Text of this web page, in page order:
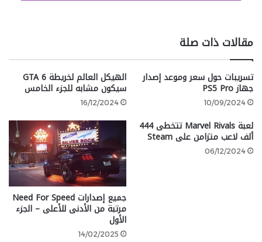
تحديث أسلوب اللعب، وامتد ذلك ليشمل الصوت وواجهة
المستخدم وأنظمة الترقية.
يعد نظام الترقية الجديد “أفضل ما في كلا العالمين” بين
Skyrim
و Oblivion، حتى منظور الشخص الثالث تم تحديثه
وتحسينه، وأضافت Bethesda ميزة الجري إلى Oblivion،
وجميع الشخصيات حصلت على حركات محدثة نتيجة لذلك.
مقالات ذات صلة
تسريبات حول سعر وموعد إصدار
جهاز PS5 Pro
10/09/2024
الهيكل العالم لخريطة GTA 6
سيكون مشابه للجزء الخامس
16/12/2024
لعبة Marvel Rivals تتخطى 444
ألف لاعب متزامن على Steam
06/12/2024
جميع إصدارات Need For Speed
مرتبة من الأدنى للأعلى – الجزء
الأول
14/02/2025